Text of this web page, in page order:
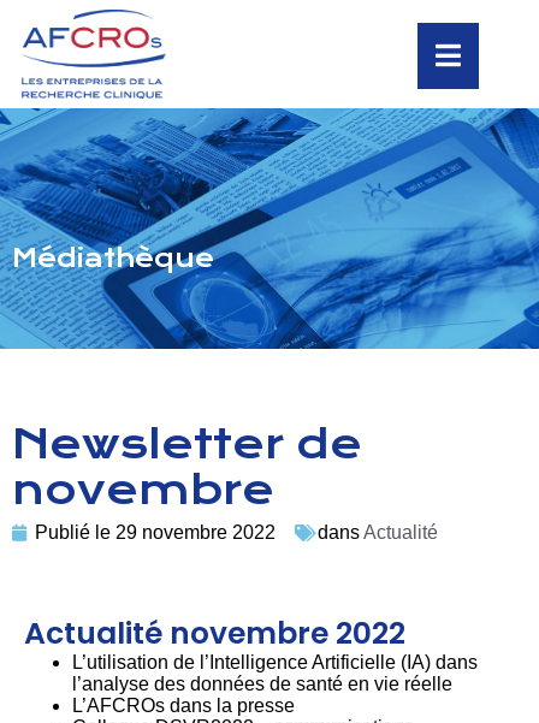
Médiathèque
Newsletter de
novembre
Publié le 29 novembre 2022 dansActualité
Actualité novembre 2022
L’utilisation de l’Intelligence Artificielle (IA) dans
l’analyse des données de santé en vie réelle
L’AFCROs dans la presse